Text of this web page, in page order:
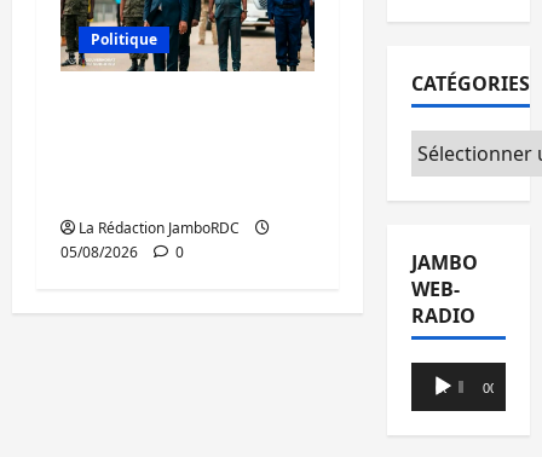
Politique
La Rédaction JamboRDC
05/08/2026
0
CATÉGORIES
Catégories
JAMBO
WEB-
RADIO
Lecteur
audio
00:00 00:00